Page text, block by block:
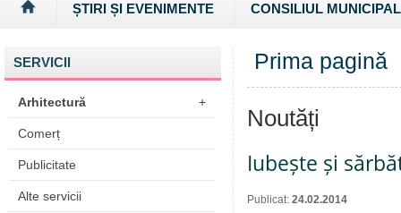
ȘTIRI ȘI EVENIMENTE CONSILIUL MUNICIPAL
SERVICII
Arhitectură +
Comerț
Publicitate
Alte servicii
Prima pagină
Noutăți
Iubește și
Publicat: 24.02.2014